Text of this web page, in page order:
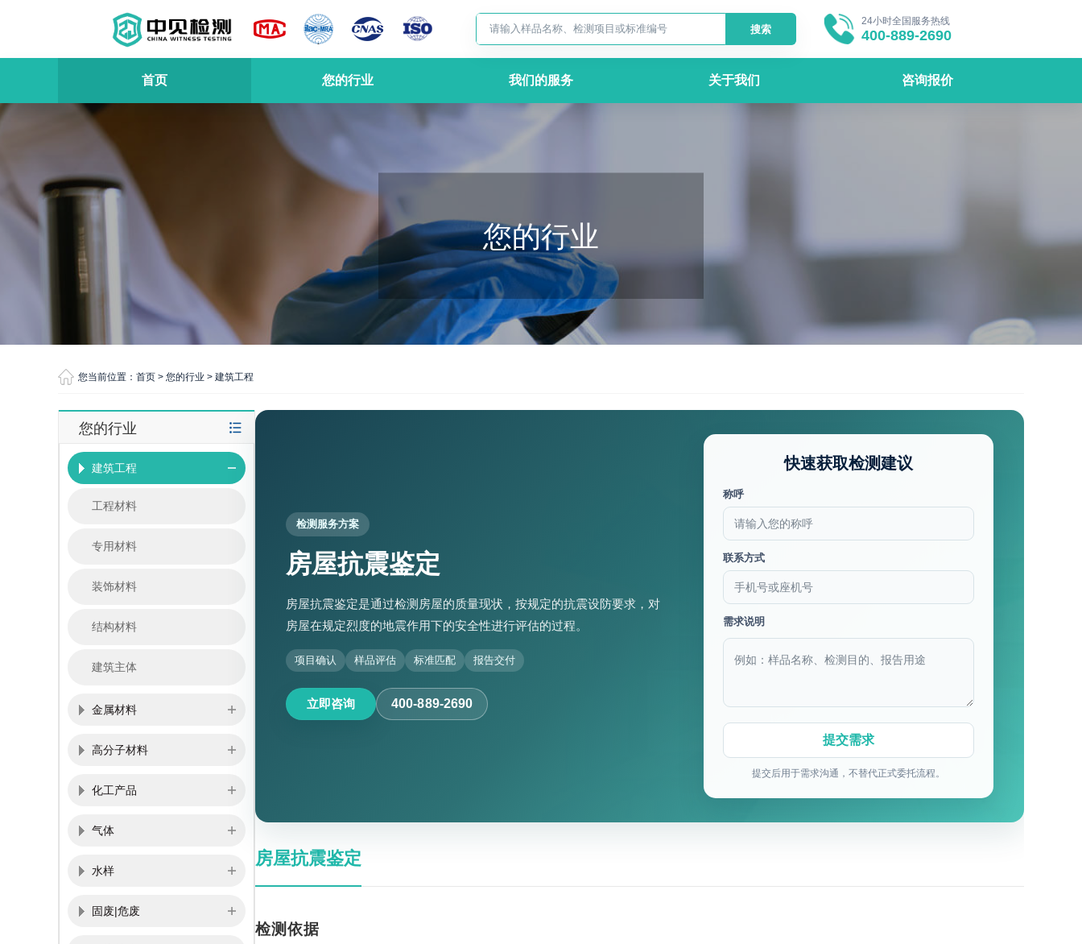
搜索
24小时全国服务热线
400-889-2690
首页 您的行业 我们的服务 关于我们 咨询报价
您的行业
您当前位置： 首页 > 您的行业 > 建筑工程
您的行业
建筑工程
工程材料
专用材料
装饰材料
结构材料
建筑主体
金属材料
高分子材料
化工产品
气体
水样
固废|危废
检测服务方案
房屋抗震鉴定
房屋抗震鉴定是通过检测房屋的质量现状，按规定的抗震设防要求，对
房屋在规定烈度的地震作用下的安全性进行评估的过程。
项目确认 样品评估 标准匹配 报告交付
立即咨询 400-889-2690
快速获取检测建议
称呼
联系方式
需求说明
提交后用于需求沟通，不替代正式委托流程。
房屋抗震鉴定
检测依据